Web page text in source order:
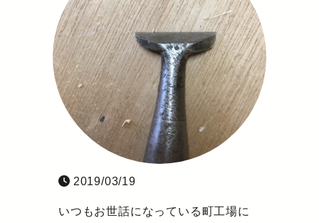
2019/03/19
いつもお世話になっている町工場に